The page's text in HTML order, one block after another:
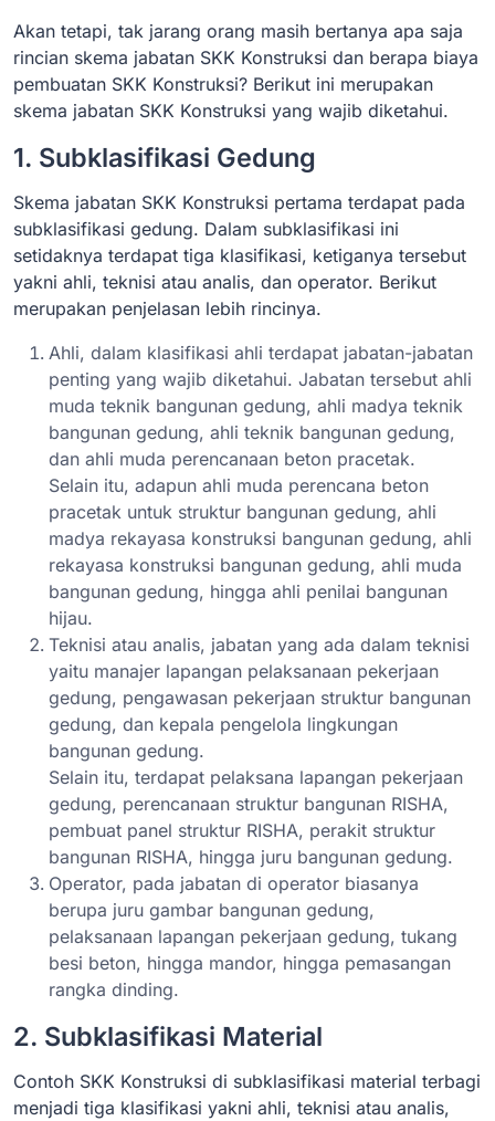
Akan tetapi, tak jarang orang masih bertanya apa saja
rincian skema jabatan SKK Konstruksi dan berapa biaya
pembuatan SKK Konstruksi? Berikut ini merupakan
skema jabatan SKK Konstruksi yang wajib diketahui.
1. Subklasifikasi Gedung
Skema jabatan SKK Konstruksi pertama terdapat pada
subklasifikasi gedung. Dalam subklasifikasi ini
setidaknya terdapat tiga klasifikasi, ketiganya tersebut
yakni ahli, teknisi atau analis, dan operator. Berikut
merupakan penjelasan lebih rincinya.
Ahli, dalam klasifikasi ahli terdapat jabatan-jabatan
penting yang wajib diketahui. Jabatan tersebut ahli
muda teknik bangunan gedung, ahli madya teknik
bangunan gedung, ahli teknik bangunan gedung,
dan ahli muda perencanaan beton pracetak.
Selain itu, adapun ahli muda perencana beton
pracetak untuk struktur bangunan gedung, ahli
madya rekayasa konstruksi bangunan gedung, ahli
rekayasa konstruksi bangunan gedung, ahli muda
bangunan gedung, hingga ahli penilai bangunan
hijau.
Teknisi atau analis, jabatan yang ada dalam teknisi
yaitu manajer lapangan pelaksanaan pekerjaan
gedung, pengawasan pekerjaan struktur bangunan
gedung, dan kepala pengelola lingkungan
bangunan gedung.
Selain itu, terdapat pelaksana lapangan pekerjaan
gedung, perencanaan struktur bangunan RISHA,
pembuat panel struktur RISHA, perakit struktur
bangunan RISHA, hingga juru bangunan gedung.
Operator, pada jabatan di operator biasanya
berupa juru gambar bangunan gedung,
pelaksanaan lapangan pekerjaan gedung, tukang
besi beton, hingga mandor, hingga pemasangan
rangka dinding.
2. Subklasifikasi Material
Contoh SKK Konstruksi di subklasifikasi material terbagi
menjadi tiga klasifikasi yakni ahli, teknisi atau analis,